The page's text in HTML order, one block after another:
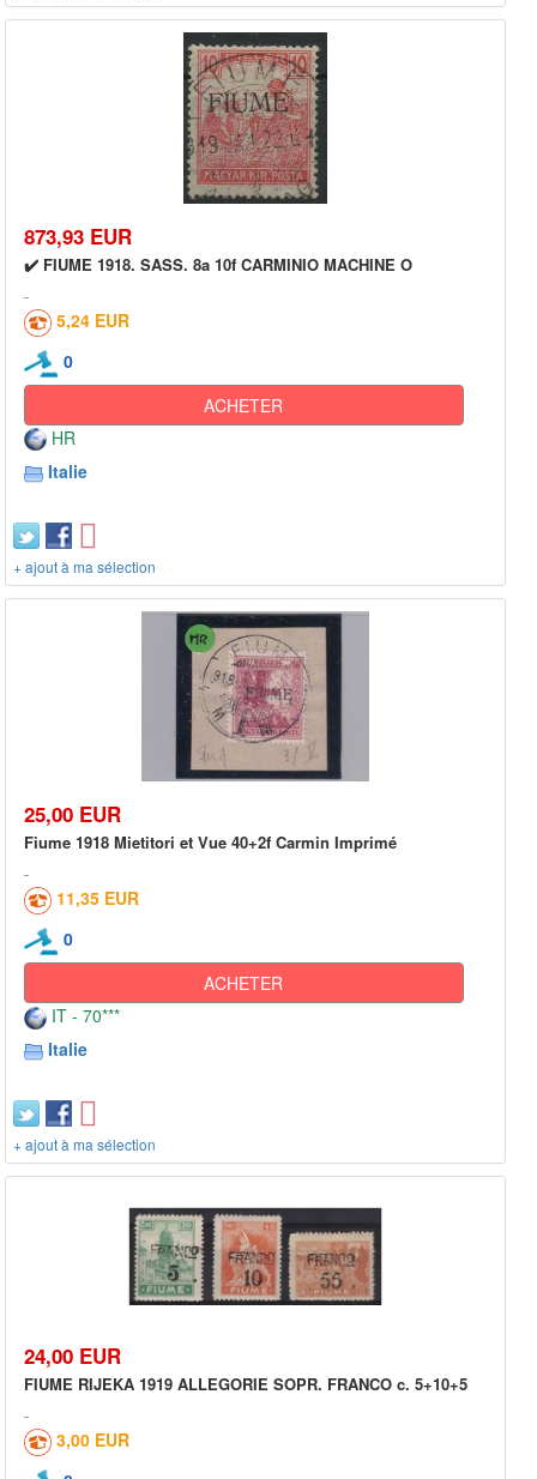
873,93 EUR
✔️ FIUME 1918. SASS. 8a 10f CARMINIO MACHINE O
5,24 EUR
0
ACHETER
HR
Italie
+ ajout à ma sélection
25,00 EUR
Fiume 1918 Mietitori et Vue 40+2f Carmin Imprimé
11,35 EUR
0
ACHETER
IT - 70***
Italie
+ ajout à ma sélection
24,00 EUR
FIUME RIJEKA 1919 ALLEGORIE SOPR. FRANCO c. 5+10+5
3,00 EUR